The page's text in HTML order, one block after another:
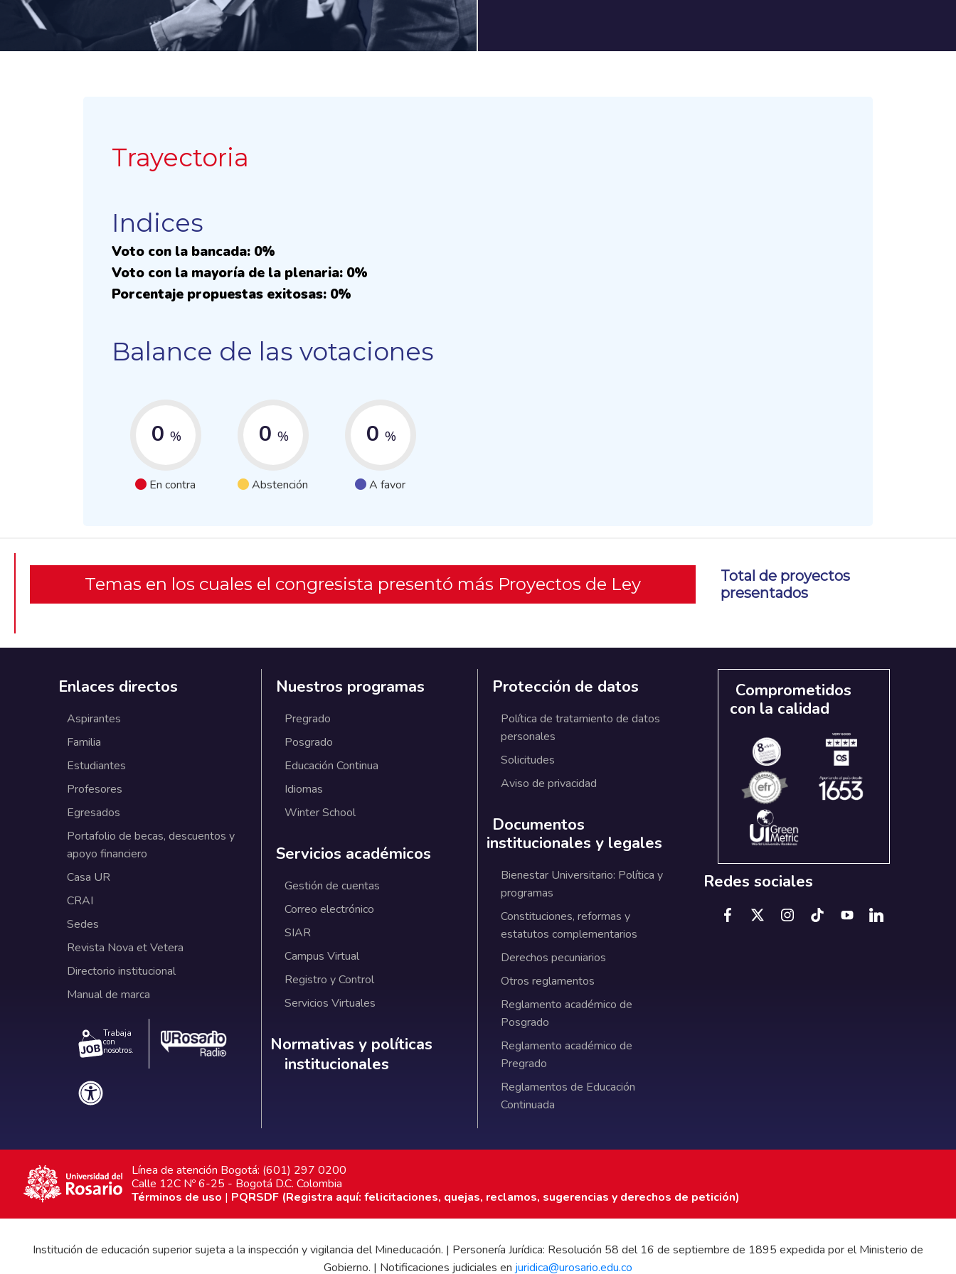
Trayectoria
Indices
Voto con la bancada: 0%
Voto con la mayoría de la plenaria: 0%
Porcentaje propuestas exitosas: 0%
Balance de las votaciones
0 %
En contra
0 %
Abstención
0 %
A favor
Temas en los cuales el congresista presentó más Proyectos de Ley
Total de proyectos
presentados
Enlaces directos
Aspirantes
Familia
Estudiantes
Profesores
Egresados
Portafolio de becas, descuentos y
apoyo financiero
Casa UR
CRAI
Sedes
Revista Nova et Vetera
Directorio institucional
Manual de marca
Trabaja
con
nosotros.
Nuestros programas
Pregrado
Posgrado
Educación Continua
Idiomas
Winter School
Servicios académicos
Gestión de cuentas
Correo electrónico
SIAR
Campus Virtual
Registro y Control
Servicios Virtuales
Normativas y políticas institucionales
Normativas y políticas
institucionales
Protección de datos
Política de tratamiento de datos
personales
Solicitudes
Aviso de privacidad
Documentos
institucionales y legales
Bienestar Universitario: Política y
programas
Constituciones, reformas y
estatutos complementarios
Derechos pecuniarios
Otros reglamentos
Reglamento académico de
Posgrado
Reglamento académico de
Pregrado
Reglamentos de Educación
Continuada
Comprometidos
con la calidad
Redes sociales
Línea de atención Bogotá: (601) 297 0200
Calle 12C Nº 6-25 - Bogotá D.C. Colombia
Términos de uso | PQRSDF (Registra aquí: felicitaciones, quejas, reclamos, sugerencias y derechos de petición)
Institución de educación superior sujeta a la inspección y vigilancia del Mineducación. | Personería Jurídica: Resolución 58 del 16 de septiembre de 1895 expedida por el Ministerio de
Gobierno. | Notificaciones judiciales en juridica@urosario.edu.co